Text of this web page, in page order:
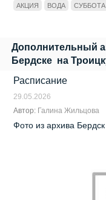
АКЦИЯ ВОДА СУББОТА
Дополнительный
Бердске на
Расписание
29.05.2026
Автор: Галина Жильцова
Фото из архива